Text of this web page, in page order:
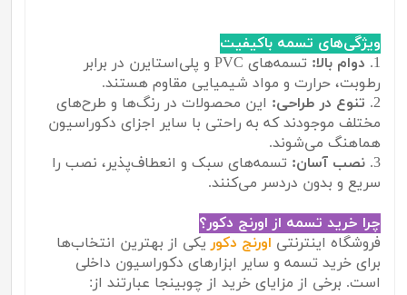
ویژگی‌های تسمه باکیفیت
1. دوام بالا:
تسمه‌های PVC و پلی‌استایرن در برابر
رطوبت، حرارت و مواد شیمیایی مقاوم هستند.
2. تنوع در طراحی: این محصولات در رنگ‌ها و طرح‌های
مختلف موجودند که به راحتی با سایر اجزای دکوراسیون
هماهنگ می‌شوند.
3. نصب آسان: تسمه‌های سبک و انعطاف‌پذیر، نصب را
سریع و بدون دردسر می‌کنند.
چرا خرید تسمه از اورنج دکور؟
فروشگاه اینترنتی اورنج دکور یکی از بهترین انتخاب‌ها
برای خرید تسمه و سایر ابزارهای دکوراسیون داخلی
است. برخی از مزایای خرید از چوبینجا عبارتند از: